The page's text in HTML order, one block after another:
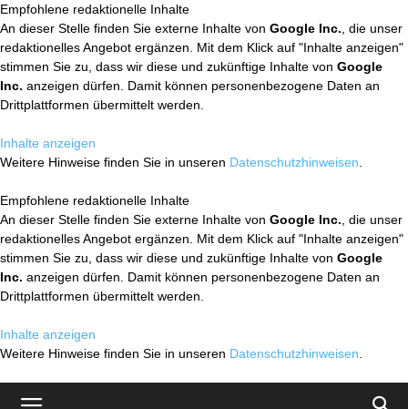
Empfohlene redaktionelle Inhalte
An dieser Stelle finden Sie externe Inhalte von Google Inc. , die unser
redaktionelles Angebot ergänzen. Mit dem Klick auf "Inhalte anzeigen"
stimmen Sie zu, dass wir diese und zukünftige Inhalte von Google
Inc. anzeigen dürfen. Damit können personenbezogene Daten an
Drittplattformen übermittelt werden.
Inhalte anzeigen
Weitere Hinweise finden Sie in unseren Datenschutzhinweisen
Empfohlene redaktionelle Inhalte
An dieser Stelle finden Sie externe Inhalte von Google Inc. , die unser
redaktionelles Angebot ergänzen. Mit dem Klick auf "Inhalte anzeigen"
stimmen Sie zu, dass wir diese und zukünftige Inhalte von Google
Inc. anzeigen dürfen. Damit können personenbezogene Daten an
Drittplattformen übermittelt werden.
Inhalte anzeigen
Weitere Hinweise finden Sie in unseren Datenschutzhinweisen